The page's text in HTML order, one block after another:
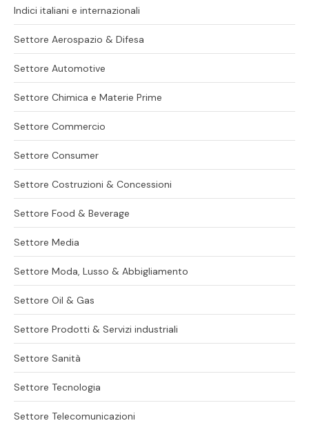
Indici italiani e internazionali
Settore Aerospazio & Difesa
Settore Automotive
Settore Chimica e Materie Prime
Settore Commercio
Settore Consumer
Settore Costruzioni & Concessioni
Settore Food & Beverage
Settore Media
Settore Moda, Lusso & Abbigliamento
Settore Oil & Gas
Settore Prodotti & Servizi industriali
Settore Sanità
Settore Tecnologia
Settore Telecomunicazioni